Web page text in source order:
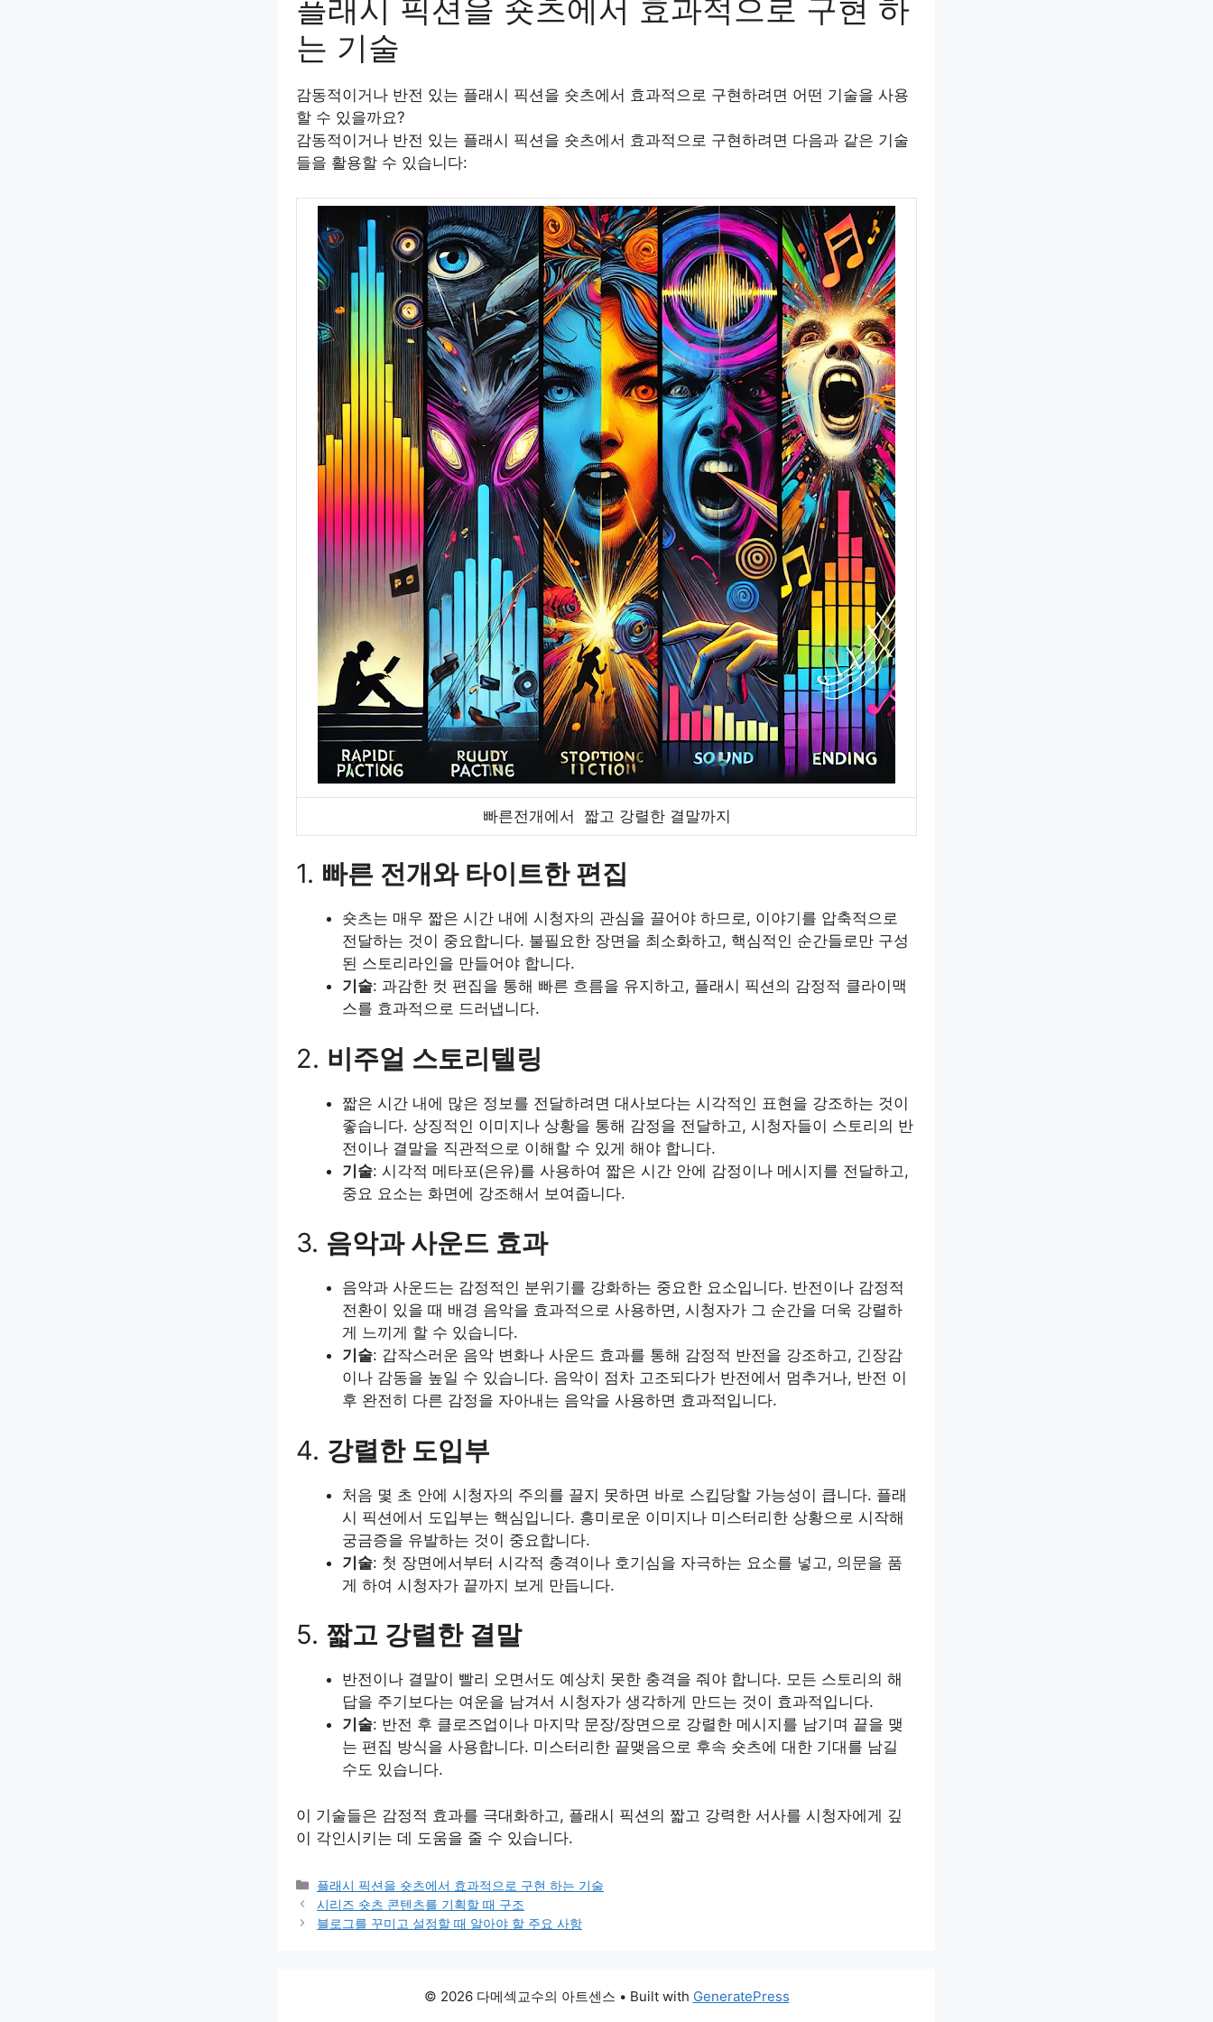
플래시 픽션을 숏츠에서 효과적으로 구현 하
는 기술
감동적이거나 반전 있는 플래시 픽션을 숏츠에서 효과적으로 구현하려면 어떤 기술을 사용
할 수 있을까요?
감동적이거나 반전 있는 플래시 픽션을 숏츠에서 효과적으로 구현하려면 다음과 같은 기술
들을 활용할 수 있습니다:
빠른전개에서 짧고 강렬한 결말까지
1. 빠른 전개와 타이트한 편집
숏츠는 매우 짧은 시간 내에 시청자의 관심을 끌어야 하므로, 이야기를 압축적으로
전달하는 것이 중요합니다. 불필요한 장면을 최소화하고, 핵심적인 순간들로만 구성
된 스토리라인을 만들어야 합니다.
기술: 과감한 컷 편집을 통해 빠른 흐름을 유지하고, 플래시 픽션의 감정적 클라이맥
스를 효과적으로 드러냅니다.
2. 비주얼 스토리텔링
짧은 시간 내에 많은 정보를 전달하려면 대사보다는 시각적인 표현을 강조하는 것이
좋습니다. 상징적인 이미지나 상황을 통해 감정을 전달하고, 시청자들이 스토리의 반
전이나 결말을 직관적으로 이해할 수 있게 해야 합니다.
기술: 시각적 메타포(은유)를 사용하여 짧은 시간 안에 감정이나 메시지를 전달하고,
중요 요소는 화면에 강조해서 보여줍니다.
3. 음악과 사운드 효과
음악과 사운드는 감정적인 분위기를 강화하는 중요한 요소입니다. 반전이나 감정적
전환이 있을 때 배경 음악을 효과적으로 사용하면, 시청자가 그 순간을 더욱 강렬하
게 느끼게 할 수 있습니다.
기술: 갑작스러운 음악 변화나 사운드 효과를 통해 감정적 반전을 강조하고, 긴장감
이나 감동을 높일 수 있습니다. 음악이 점차 고조되다가 반전에서 멈추거나, 반전 이
후 완전히 다른 감정을 자아내는 음악을 사용하면 효과적입니다.
4. 강렬한 도입부
처음 몇 초 안에 시청자의 주의를 끌지 못하면 바로 스킵당할 가능성이 큽니다. 플래
시 픽션에서 도입부는 핵심입니다. 흥미로운 이미지나 미스터리한 상황으로 시작해
궁금증을 유발하는 것이 중요합니다.
기술: 첫 장면에서부터 시각적 충격이나 호기심을 자극하는 요소를 넣고, 의문을 품
게 하여 시청자가 끝까지 보게 만듭니다.
5. 짧고 강렬한 결말
반전이나 결말이 빨리 오면서도 예상치 못한 충격을 줘야 합니다. 모든 스토리의 해
답을 주기보다는 여운을 남겨서 시청자가 생각하게 만드는 것이 효과적입니다.
기술: 반전 후 클로즈업이나 마지막 문장/장면으로 강렬한 메시지를 남기며 끝을 맺
는 편집 방식을 사용합니다. 미스터리한 끝맺음으로 후속 숏츠에 대한 기대를 남길
수도 있습니다.
이 기술들은 감정적 효과를 극대화하고, 플래시 픽션의 짧고 강력한 서사를 시청자에게 깊
이 각인시키는 데 도움을 줄 수 있습니다.
Categories
플래시 픽션을 숏츠에서 효과적으로 구현 하는 기술
시리즈 숏츠 콘텐츠를 기획할 때 구조
블로그를 꾸미고 설정할 때 알아야 할 주요 사항
© 2026 다메섹교수의 아트센스 • Built with GeneratePress